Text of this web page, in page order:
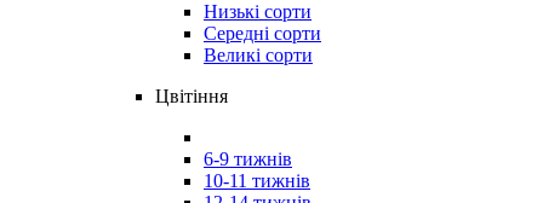
Низькі сорти
Середні сорти
Великі сорти
Цвітіння
6-9 тижнів
10-11 тижнів